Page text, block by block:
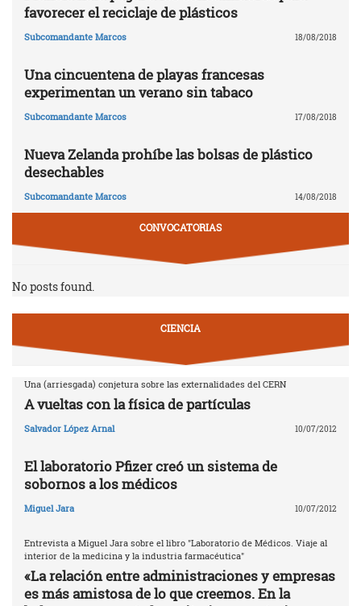
favorecer el reciclaje de plásticos
Subcomandante Marcos 18/08/2018
Una cincuentena de playas francesas
experimentan un verano sin tabaco
Subcomandante Marcos 17/08/2018
Nueva Zelanda prohíbe las bolsas de plástico
desechables
Subcomandante Marcos 14/08/2018
CONVOCATORIAS
No posts found.
CIENCIA
Una (arriesgada) conjetura sobre las externalidades del CERN
A vueltas con la física de partículas
Salvador López Arnal 10/07/2012
El laboratorio Pfizer creó un sistema de
sobornos a los médicos
Miguel Jara 10/07/2012
Entrevista a Miguel Jara sobre el libro "Laboratorio de Médicos. Viaje al
interior de la medicina y la industria farmacéutica"
«La relación entre administraciones y empresas
es más amistosa de lo que creemos. En la